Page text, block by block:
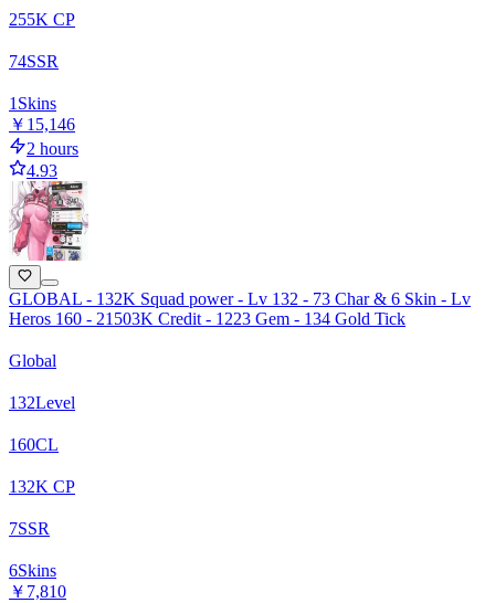
255K CP
74SSR
1 Skins
￥15,146
2 hours
4.93
GLOBAL - 132K Squad power - Lv 132 - 73 Char & 6 Skin - Lv
Heros 160 - 21503K Credit - 1223 Gem - 134 Gold Tick
Global
132Level
160CL
132K CP
7SSR
6Skins
￥7,810